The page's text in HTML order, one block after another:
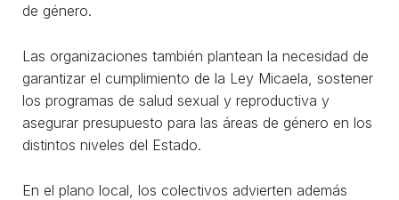
de género.
Las organizaciones también plantean la necesidad de
garantizar el cumplimiento de la Ley Micaela, sostener
los programas de salud sexual y reproductiva y
asegurar presupuesto para las áreas de género en los
distintos niveles del Estado.
En el plano local, los colectivos advierten además